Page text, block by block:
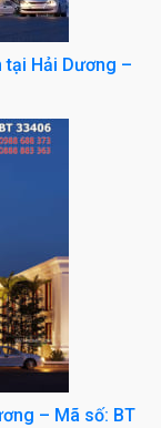
tại Hải Dương –
– Mã số: BT